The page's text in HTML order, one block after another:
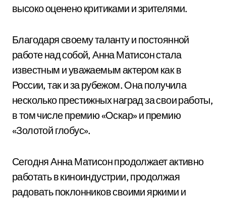
высоко оценено критиками и зрителями.
Благодаря своему таланту и постоянной
работе над собой, Анна Матисон стала
известным и уважаемым актером как в
России, так и за рубежом. Она получила
несколько престижных наград за свои работы,
в том числе премию «Оскар» и премию
«Золотой глобус».
Сегодня Анна Матисон продолжает активно
работать в киноиндустрии, продолжая
радовать поклонников своими яркими и